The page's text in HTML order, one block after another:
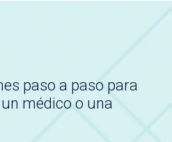
paso a paso para
médico o una